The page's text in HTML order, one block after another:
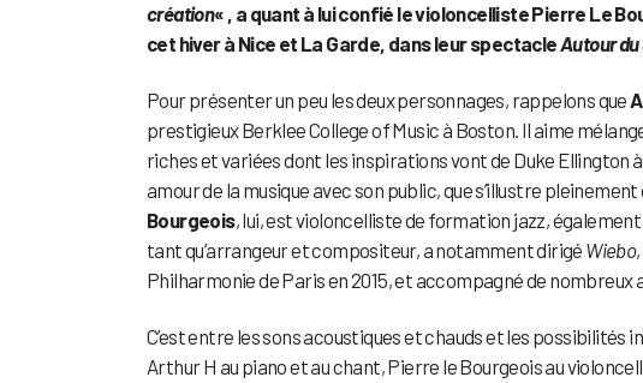
création« , a quant à lui confié le violoncelliste Pierre Le
cet hiver à Nice et La Garde, dans leur spectacleAutour du
Pour présenter un peu les deux personnages, rappelons que
prestigieux Berklee College of Music à Boston. Il aime
riches et variées dont les inspirations vont de Duke Ellington
amour de la musique avec son public, que s’illustre
Bourgeois, lui, est violoncelliste de formation jazz,
tant qu’arrangeur et compositeur, a notamment dirigé Wiebo
Philharmonie de Paris en 2015, et accompagné de nombreux
C’est entre les sons acoustiques et chauds et les possibilités
Arthur H au piano et au chant, Pierre le Bourgeois au